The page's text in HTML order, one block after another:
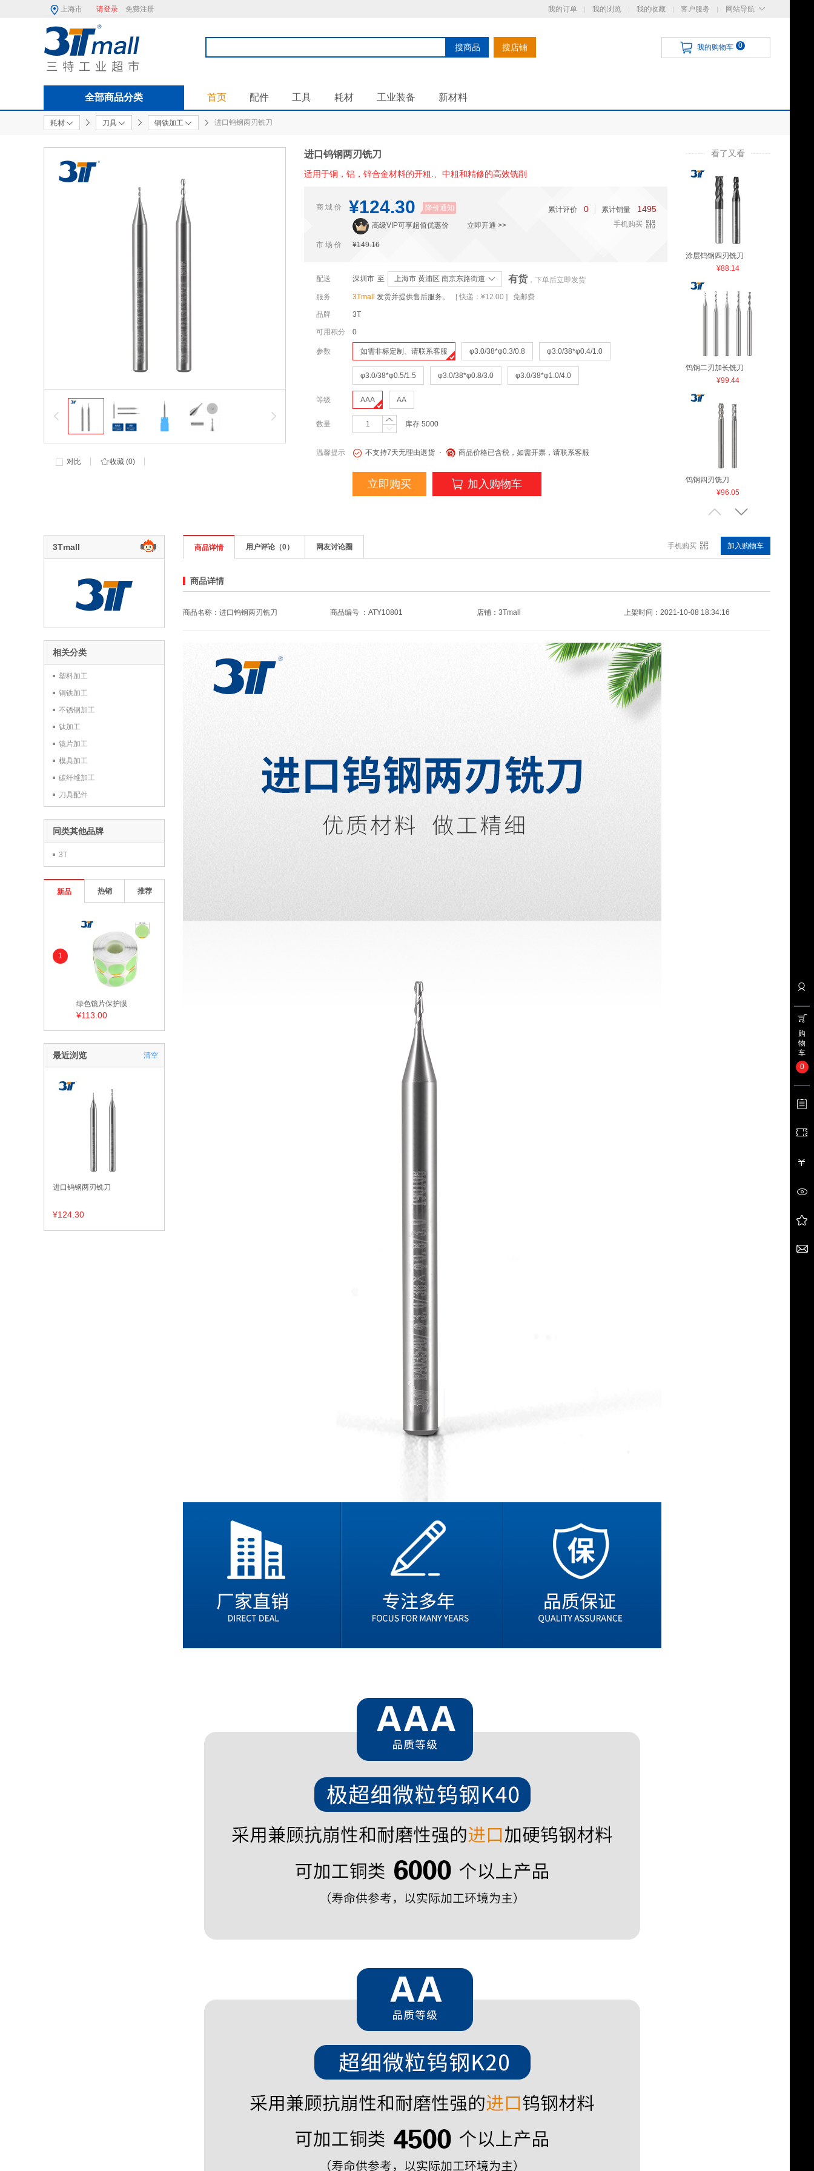
上海市 请登录 免费注册 我的订单 我的浏览 我的收藏 客户服务 网站导航
搜商品 搜店铺 我的购物车 0
全部商品分类 首页 配件 工具 耗材 工业装备 新材料
耗材 刀具 铜铁加工 进口钨钢两刃铣刀
对比 收藏 (0)
进口钨钢两刃铣刀
适用于铜，铝，锌合金材料的开粗.、中粗和精修的高效铣削
商 城 价 ¥124.30 降价通知
高级VIP可享超值优惠价 立即开通 >>
市 场 价 ¥149.16
累计评价 0 累计销量 1495
手机购买
配送 深圳市 至 上海市 黄浦区 南京东路街道 有货 ，下单后立即发货
服务
3Tmall 发货并提供售后服务。 [ 快递：¥12.00 ] 免邮费
品牌 3T
可用积分 0
参数 如需非标定制、请联系客服 φ3.0/38*φ0.3/0.8 φ3.0/38*φ0.4/1.0
φ3.0/38*φ0.5/1.5 φ3.0/38*φ0.8/3.0 φ3.0/38*φ1.0/4.0
等级 AAA AA
数量 库存 5000
温馨提示 不支持7天无理由退货 商品价格已含税，如需开票，请联系客服
立即购买 加入购物车
看了又看
涂层钨钢四刃铣刀
¥88.14
钨钢二刃加长铣刀
¥99.44
钨钢四刃铣刀
¥96.05
吸盘(BRIOT磨边机用）A40
3Tmall
相关分类
塑料加工
铜铁加工
不锈钢加工
钛加工
镜片加工
模具加工
碳纤维加工
刀具配件
同类其他品牌
3T
新品 热销 推荐
1
绿色镜片保护膜
¥113.00
最近浏览 清空
进口钨钢两刃铣刀
¥124.30
商品详情 用户评论（0） 网友讨论圈 手机购买 加入购物车
商品详情
商品名称：进口钨钢两刃铣刀 商品编号 ：ATY10801 店铺： 3Tmall 上架时间：2021-10-08 18:34:16
购
物
车
0